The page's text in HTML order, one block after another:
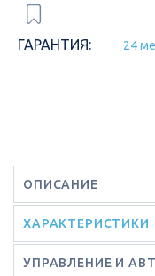
ГАРАНТИЯ: 24
ОПИСАНИЕ
ХАРАКТЕРИСТИКИ
УПРАВЛЕНИЕ И